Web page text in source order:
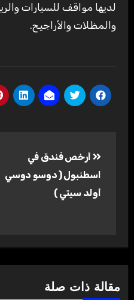
لديها مواقف للسيارات
والمظلات والأراجيح.
المقالات
أرخص فندق في
اسطنبول ( دوسو دوسي
أولد سيتي )
مقالة ذات صلة